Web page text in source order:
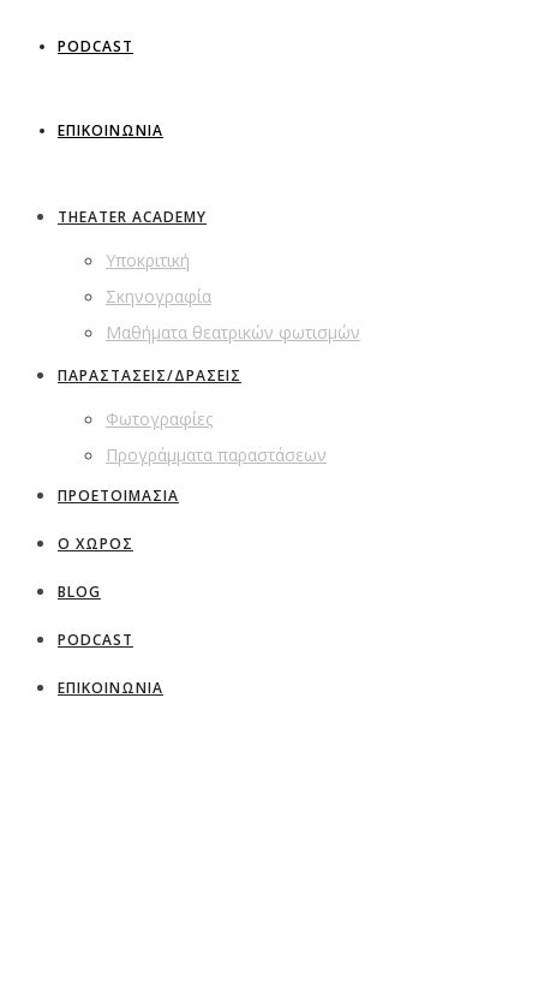
PODCAST
ΕΠΙΚΟΙΝΩΝΙΑ
THEATER ACADEMY
Υποκριτική
Σκηνογραφία
Μαθήματα θεατρικών φωτισμών
ΠΑΡΑΣΤΑΣΕΙΣ/ΔΡΑΣΕΙΣ
Φωτογραφίες
Προγράμματα παραστάσεων
ΠΡΟΕΤΟΙΜΑΣΙΑ
Ο ΧΩΡΟΣ
BLOG
PODCAST
ΕΠΙΚΟΙΝΩΝΙΑ